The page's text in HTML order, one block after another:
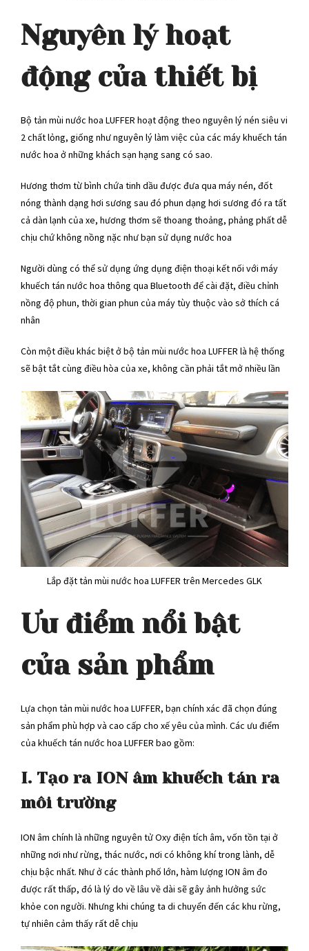
Nguyên lý hoạt
động của thiết bị
Bộ tản mùi nước hoa LUFFER hoạt động theo nguyên lý nén siêu vi
2 chất lỏng, giống như nguyên lý làm việc của các máy khuếch tán
nước hoa ở những khách sạn hạng sang có sao.
Hương thơm từ bình chứa tinh dầu được đưa qua máy nén, đốt
nóng thành dạng hơi sương sau đó phun dạng hơi sương đó ra tất
cả dàn lạnh của xe, hương thơm sẽ thoang thoảng, phảng phất dễ
chịu chứ không nồng nặc như bạn sử dụng nước hoa
Người dùng có thể sử dụng ứng dụng điện thoại kết nối với máy
khuếch tán nước hoa thông qua Bluetooth để cài đặt, điều chỉnh
nồng độ phun, thời gian phun của máy tùy thuộc vào sở thích cá
nhân
Còn một điều khác biệt ở bộ tản mùi nước hoa LUFFER là hệ thống
sẽ bật tắt cùng điều hòa của xe, không cần phải tắt mở nhiều lần
Lắp đặt tản mùi nước hoa LUFFER trên Mercedes GLK
Ưu điểm nổi bật
của sản phẩm
Lựa chọn tản mùi nước hoa LUFFER, bạn chính xác đã chọn đúng
sản phẩm phù hợp và cao cấp cho xế yêu của mình. Các ưu điểm
của khuếch tán nước hoa LUFFER bao gồm:
I. Tạo ra ION âm khuếch tán ra
môi trường
ION âm chính là những nguyên tử Oxy điện tích âm, vốn tồn tại ở
những nơi như rừng, thác nước, nơi có không khí trong lành, dễ
chịu bậc nhất. Như ở các thành phố lớn, hàm lượng ION âm đo
được rất thấp, đó là lý do về lâu về dài sẽ gây ảnh hưởng sức
khỏe con người. Nhưng khi chúng ta di chuyển đến các khu rừng,
tự nhiên cảm thấy rất dễ chịu